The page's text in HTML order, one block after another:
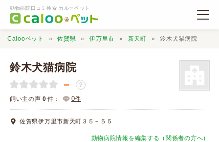
動物病院口コミ検索 カルーペット
動物病院検索
口コミ検索
Calooペット 佐賀県 伊万里市 新天町 鈴木犬猫病院
鈴木犬猫病院
－ ？
飼い主の声 0 件： 0件
佐賀県伊万里市新天町３５－５５
動物病院情報を編集する（関係者の方へ）